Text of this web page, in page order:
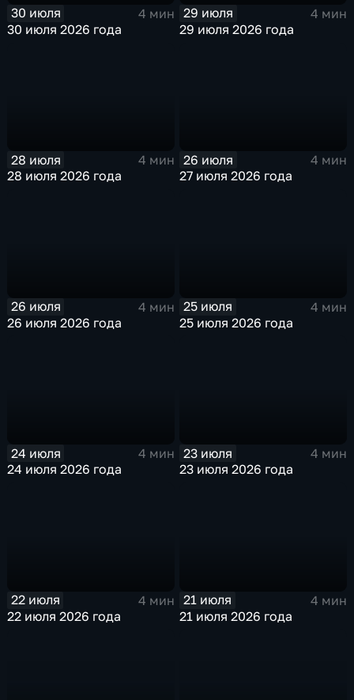
30 июля
4 мин
30 июля 2026 года
29 июля
4 мин
29 июля 2026 года
28 июля
4 мин
28 июля 2026 года
26 июля
4 мин
27 июля 2026 года
26 июля
4 мин
26 июля 2026 года
25 июля
4 мин
25 июля 2026 года
24 июля
4 мин
24 июля 2026 года
23 июля
4 мин
23 июля 2026 года
22 июля
4 мин
22 июля 2026 года
21 июля
4 мин
21 июля 2026 года